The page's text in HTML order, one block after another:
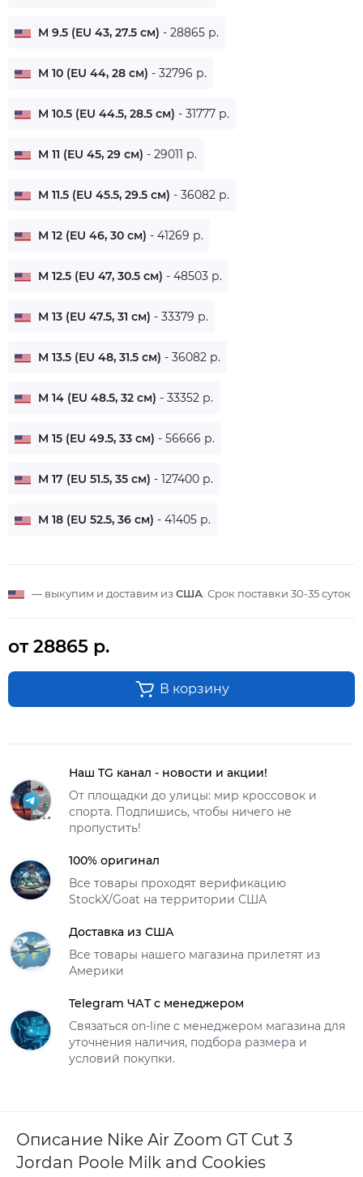
M 9.5 (EU 43, 27.5 см) - 28865 р.
M 10 (EU 44, 28 см) - 32796 р.
M 10.5 (EU 44.5, 28.5 см) - 31777 р.
M 11 (EU 45, 29 см) - 29011 р.
M 11.5 (EU 45.5, 29.5 см) - 36082 р.
M 12 (EU 46, 30 см) - 41269 р.
M 12.5 (EU 47, 30.5 см) - 48503 р.
M 13 (EU 47.5, 31 см) - 33379 р.
M 13.5 (EU 48, 31.5 см) - 36082 р.
M 14 (EU 48.5, 32 см) - 33352 р.
M 15 (EU 49.5, 33 см) - 56666 р.
M 17 (EU 51.5, 35 см) - 127400 р.
M 18 (EU 52.5, 36 см) - 41405 р.
— выкупим и доставим из США . Срок поставки 30-35 суток
от 28865 р.
В корзину
Наш TG канал - новости и акции!
От площадки до улицы: мир кроссовок и
спорта. Подпишись, чтобы ничего не
пропустить!
100% оригинал
Все товары проходят верификацию
StockX/Goat на территории США
Доставка из США
Все товары нашего магазина прилетят из
Америки
Telegram ЧАТ с менеджером
Связаться on-line с менеджером магазина для
уточнения наличия, подбора размера и
условий покупки.
Описание Nike Air Zoom GT Cut 3
Jordan Poole Milk and Cookies